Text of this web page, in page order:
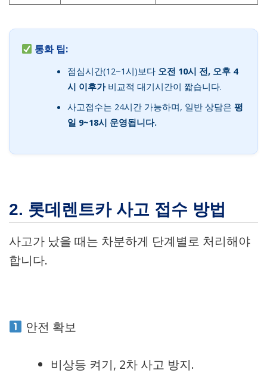
통화 팁:
점심시간(12~1시)보다 오전 10시 전, 오후 4
시 이후가비교적 대기시간이 짧습니다.
사고접수는 24시간 가능하며, 일반 상담은 평
일 9~18시 운영됩니다.
2. 롯데렌트카 사고 접수 방법
사고가 났을 때는 차분하게 단계별로 처리해야
합니다.
안전 확보
비상등 켜기, 2차 사고 방지.